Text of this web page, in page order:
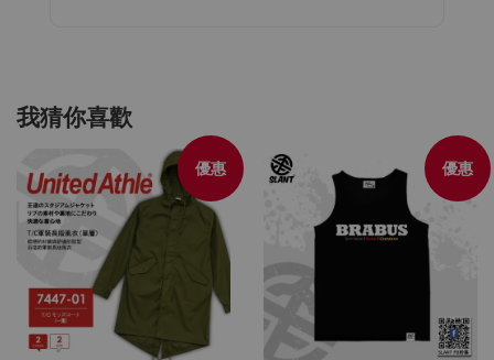
我猜你喜歡
優惠 優惠